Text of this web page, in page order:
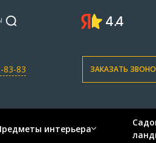
83-83 ЗАКАЗАТЬ
интерьера